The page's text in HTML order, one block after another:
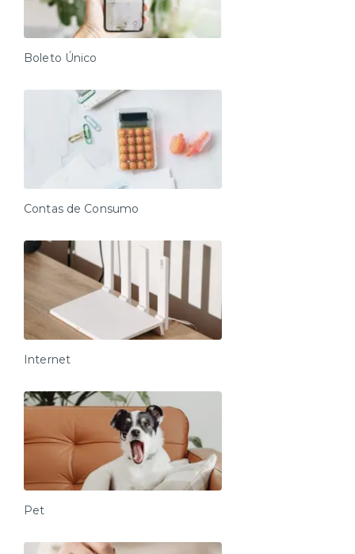
Boleto Único
Contas de Consumo
Internet
Pet